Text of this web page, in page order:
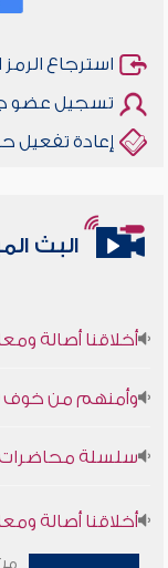
استرجاع
تسجيل عضو
إعادة تفعيل
البث
أخلاقنا أصالة
وأمنهم من خوف 9
سلسلة محاضرات
أخلاقنا أصالة